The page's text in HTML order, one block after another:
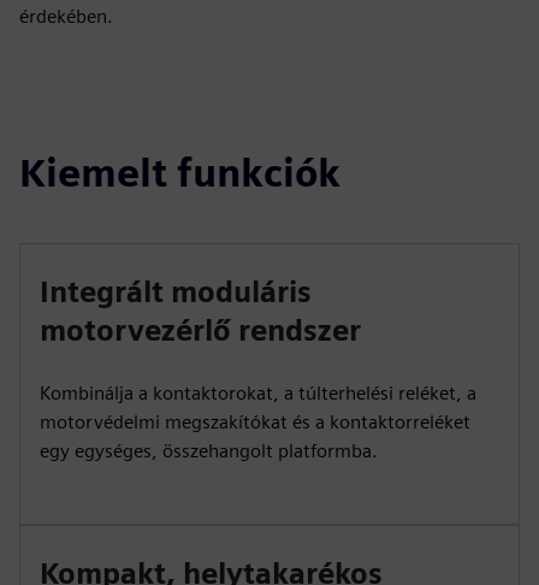
érdekében.
Kiemelt funkciók
Integrált moduláris
motorvezérlő rendszer
Kombinálja a kontaktorokat, a túlterhelési reléket, a
motorvédelmi megszakítókat és a kontaktorreléket
egy egységes, összehangolt platformba.
Kompakt, helytakarékos